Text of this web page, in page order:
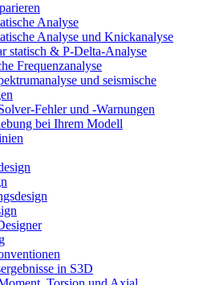
Analyse
Analyse und Knickanalyse
statisch & P-Delta-Analyse
Frequenzanalyse
und seismische
Fehler und -Warnungen
bei Ihrem Modell
in S3D